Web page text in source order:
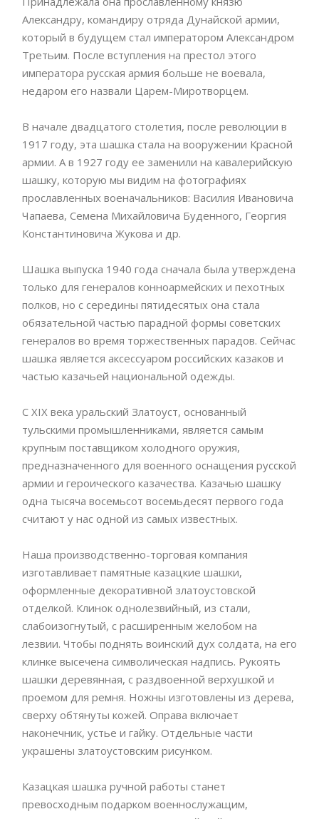
Александру, командиру отряда Дунайской армии,
который в будущем стал императором Александром
Третьим. После вступления на престол этого
императора русская армия больше не воевала,
недаром его назвали Царем-Миротворцем.
В начале двадцатого столетия, после революции в
1917 году, эта шашка стала на вооружении Красной
армии. А в 1927 году ее заменили на кавалерийскую
шашку, которую мы видим на фотографиях
прославленных военачальников: Василия Ивановича
Чапаева, Семена Михайловича Буденного, Георгия
Константиновича Жукова и др.
Шашка выпуска 1940 года сначала была утверждена
только для генералов конноармейских и пехотных
полков, но с середины пятидесятых она стала
обязательной частью парадной формы советских
генералов во время торжественных парадов. Сейчас
шашка является аксессуаром российских казаков и
частью казачьей национальной одежды.
С XIX века уральский Златоуст, основанный
тульскими промышленниками, является самым
крупным поставщиком холодного оружия,
предназначенного для военного оснащения русской
армии и героического казачества. Казачью шашку
одна тысяча восемьсот восемьдесят первого года
считают у нас одной из самых известных.
Наша производственно-торговая компания
изготавливает памятные казацкие шашки,
оформленные декоративной златоустовской
отделкой. Клинок однолезвийный, из стали,
слабоизогнутый, с расширенным желобом на
лезвии. Чтобы поднять воинский дух солдата, на его
клинке высечена символическая надпись. Рукоять
шашки деревянная, с раздвоенной верхушкой и
проемом для ремня. Ножны изготовлены из дерева,
сверху обтянуты кожей. Оправа включает
наконечник, устье и гайку. Отдельные части
украшены златоустовским рисунком.
Казацкая шашка ручной работы станет
превосходным подарком военнослужащим,